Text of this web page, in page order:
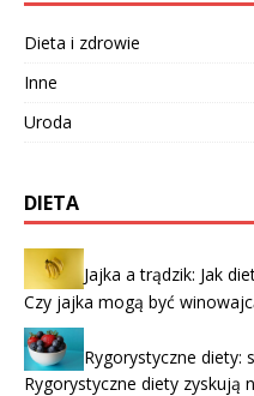
Dieta i zdrowie
Inne
Uroda
DIETA
Jajka a trądzik: Jak
Czy jajka mogą być
Rygorystyczne diety:
Rygorystyczne diety zyskują